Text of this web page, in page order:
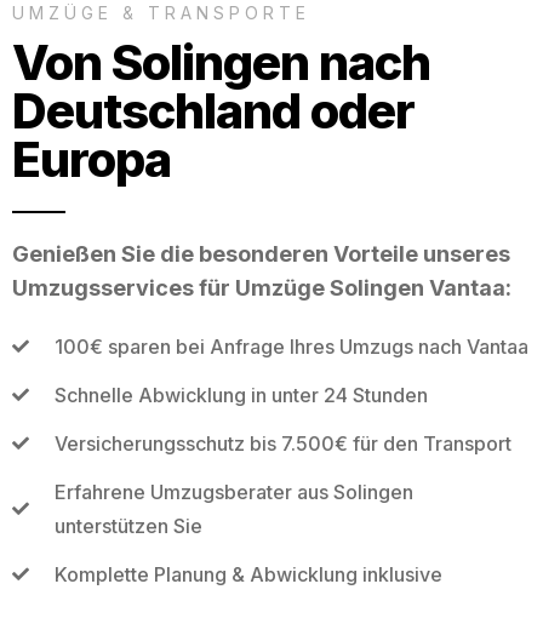
UMZÜGE & TRANSPORTE
Von Solingen nach
Deutschland oder
Europa
Genießen Sie die besonderen Vorteile unseres
Umzugsservices für Umzüge Solingen Vantaa:
100€ sparen bei Anfrage Ihres Umzugs nach Vantaa
Schnelle Abwicklung in unter 24 Stunden
Versicherungsschutz bis 7.500€ für den Transport
Erfahrene Umzugsberater aus Solingen
unterstützen Sie
Komplette Planung & Abwicklung inklusive